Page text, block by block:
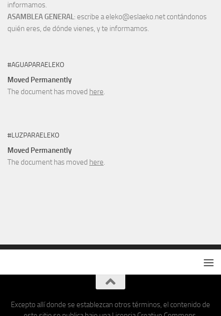
informamos.
ASAMBLEA GENERAL: escribe a eleko@eslaeko.net contándonos
quién eres, de dónde vienes, y te informamos.
#AGUAPARAELEKO
Moved Permanently
The document has moved here.
#LUZPARAELEKO
Moved Permanently
The document has moved here.
Excepto allí donde se establezcan otros términos, el contenido de